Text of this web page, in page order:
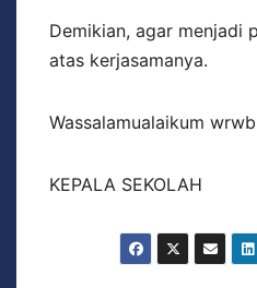
Demikian, agar menjadi
atas kerjasamanya.
Wassalamualaikum
KEPALA SEKOLAH